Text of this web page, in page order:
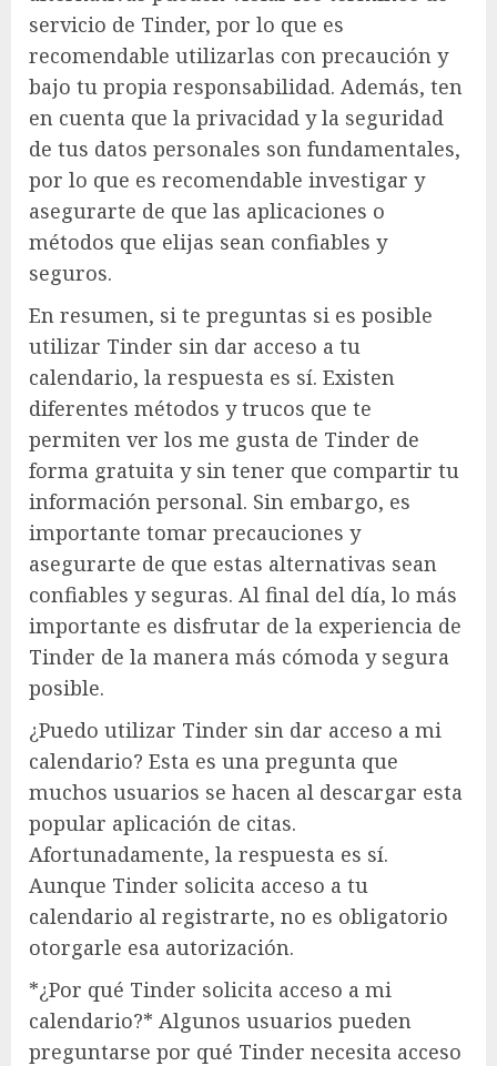
servicio de Tinder, por lo que es
recomendable utilizarlas con precaución y
bajo tu propia responsabilidad. Además, ten
en cuenta que la privacidad y la seguridad
de tus datos personales son fundamentales,
por lo que es recomendable investigar y
asegurarte de que las aplicaciones o
métodos que elijas sean confiables y
seguros.
En resumen, si te preguntas si es posible
utilizar Tinder sin dar acceso a tu
calendario, la respuesta es sí. Existen
diferentes métodos y trucos que te
permiten ver los me gusta de Tinder de
forma gratuita y sin tener que compartir tu
información personal. Sin embargo, es
importante tomar precauciones y
asegurarte de que estas alternativas sean
confiables y seguras. Al final del día, lo más
importante es disfrutar de la experiencia de
Tinder de la manera más cómoda y segura
posible.
¿Puedo utilizar Tinder sin dar acceso a mi
calendario? Esta es una pregunta que
muchos usuarios se hacen al descargar esta
popular aplicación de citas.
Afortunadamente, la respuesta es sí.
Aunque Tinder solicita acceso a tu
calendario al registrarte, no es obligatorio
otorgarle esa autorización.
*¿Por qué Tinder solicita acceso a mi
calendario?* Algunos usuarios pueden
preguntarse por qué Tinder necesita acceso